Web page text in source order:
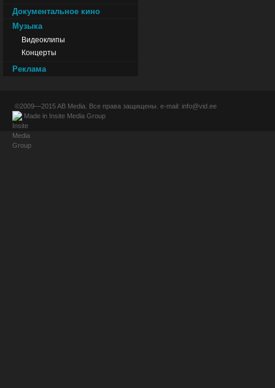
Документальное кино
Музыка
Видеоклипы
Концерты
Реклама
©2009—2015AB Media . Все права защищены. e-mail: info@vid.ee
Made in Insite Media Group